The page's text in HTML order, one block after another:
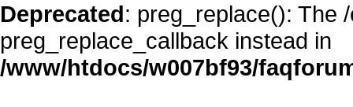
Deprecated: preg_replace(): The
preg_replace_callback instead in
/www/htdocs/w007bf93/